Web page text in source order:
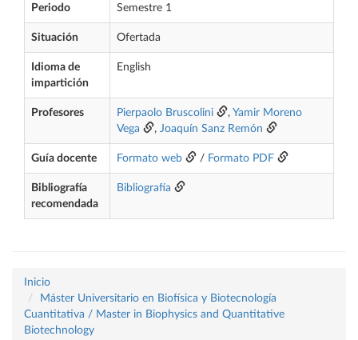
Periodo Semestre 1
Situación Ofertada
Idioma de
impartición
English
Profesores Pierpaolo Bruscolini , Yamir Moreno
Vega
, Joaquín Sanz Remón
Guía docente Formato web / Formato PDF
Bibliografía
recomendada
Bibliografía
Inicio
Máster Universitario en Biofísica y Biotecnología
Cuantitativa / Master in Biophysics and Quantitative
Biotechnology